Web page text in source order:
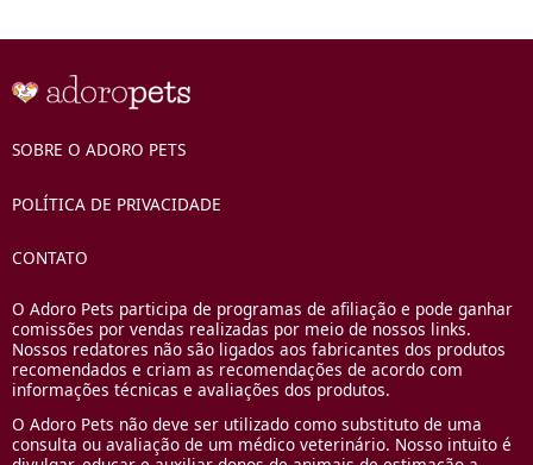
SOBRE O ADORO PETS
POLÍTICA DE PRIVACIDADE
CONTATO
O Adoro Pets participa de programas de afiliação e pode ganhar
comissões por vendas realizadas por meio de nossos links.
Nossos redatores não são ligados aos fabricantes dos produtos
recomendados e criam as recomendações de acordo com
informações técnicas e avaliações dos produtos.
O Adoro Pets não deve ser utilizado como substituto de uma
consulta ou avaliação de um médico veterinário. Nosso intuito é